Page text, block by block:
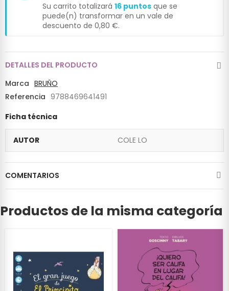
Su carrito totalizará 16 puntos que se
puede(n) transformar en un vale de
descuento de 0,80 €.
DETALLES DEL PRODUCTO
Marca BRUÑO
Referencia 9788469641491
Ficha técnica
AUTOR COLE LO
COMENTARIOS
Productos de la misma categoría